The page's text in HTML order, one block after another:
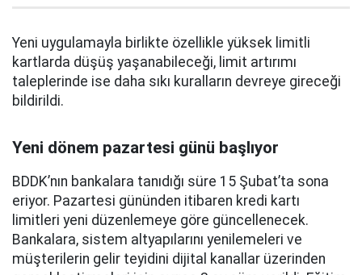
Yeni uygulamayla birlikte özellikle yüksek limitli
kartlarda düşüş yaşanabileceği, limit artırımı
taleplerinde ise daha sıkı kuralların devreye gireceği
bildirildi.
Yeni dönem pazartesi günü başlıyor
BDDK’nın bankalara tanıdığı süre 15 Şubat’ta sona
eriyor. Pazartesi gününden itibaren kredi kartı
limitleri yeni düzenlemeye göre güncellenecek.
Bankalara, sistem altyapılarını yenilemeleri ve
müşterilerin gelir teyidini dijital kanallar üzerinden